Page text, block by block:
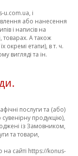
u.com.ua, і
або нанесення
і написів на
товарах. А також
окремі етапи), в т. ч.
вигляді та ін.
послуги та (або)
продукцію),
із Замовником,
та товари,
сайті https://konus-